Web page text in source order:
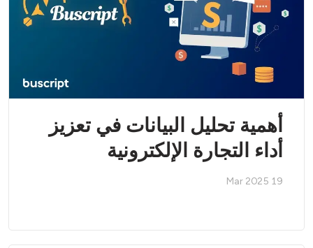
أهمية تحليل البيانات في تعزيز
أداء التجارة الإلكترونية
19 Mar 2025